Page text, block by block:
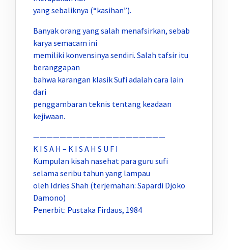
yang sebaliknya (“kasihan”).
Banyak orang yang salah menafsirkan, sebab
karya semacam ini
memiliki konvensinya sendiri. Salah tafsir itu
beranggapan
bahwa karangan klasik Sufi adalah cara lain
dari
penggambaran teknis tentang keadaan
kejiwaan.
————————————————————
K I S A H – K I S A H S U F I
Kumpulan kisah nasehat para guru sufi
selama seribu tahun yang lampau
oleh Idries Shah (terjemahan: Sapardi Djoko
Damono)
Penerbit: Pustaka Firdaus, 1984